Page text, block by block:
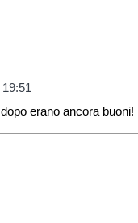
19:51
erano ancora buoni!